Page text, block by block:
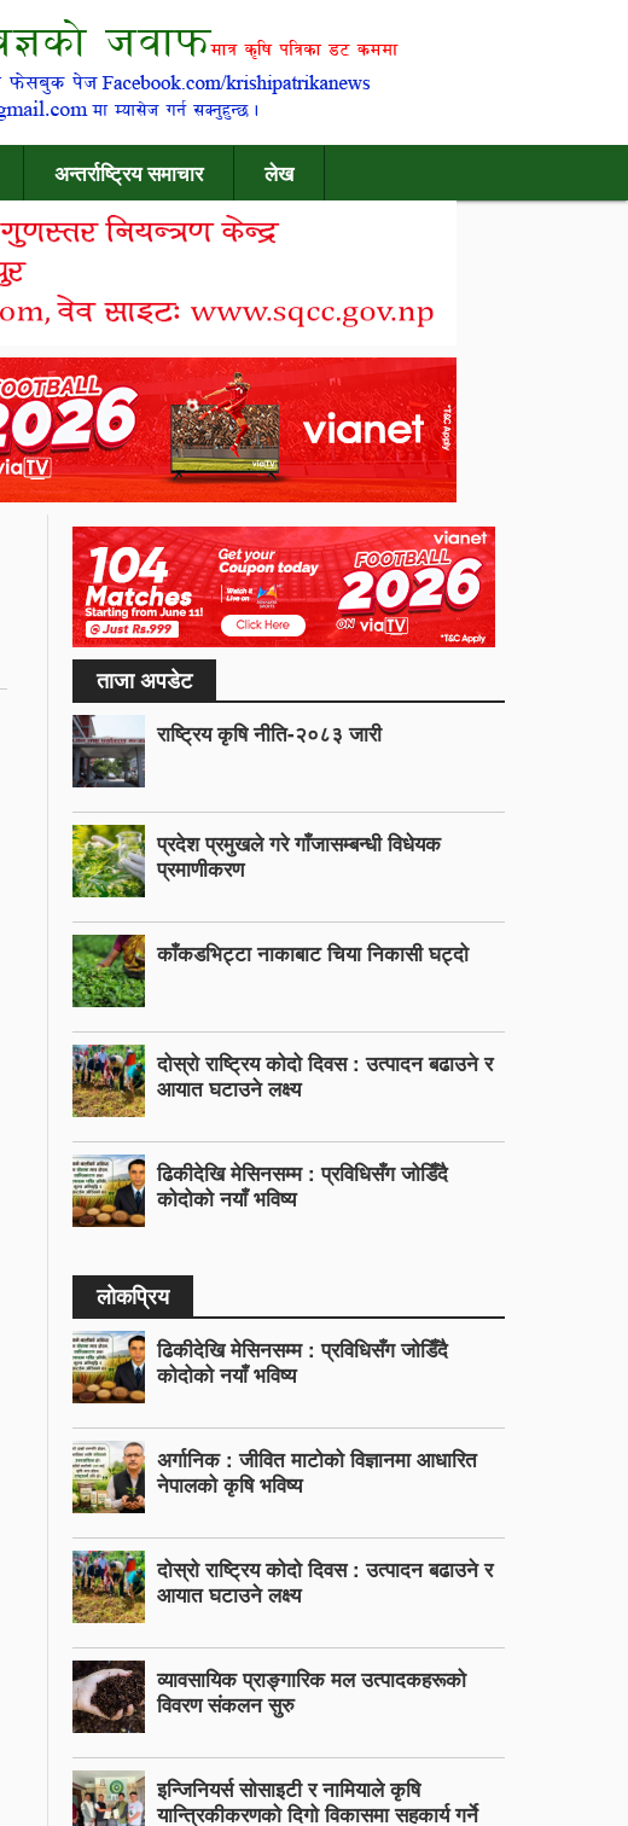
अन्तर्राष्ट्रिय समाचार लेख
ताजा अपडेट
राष्ट्रिय कृषि नीति-२०८३ जारी
प्रदेश प्रमुखले गरे गाँजासम्बन्धी विधेयक
प्रमाणीकरण
काँकडभिट्टा नाकाबाट चिया निकासी घट्दो
दोस्रो राष्ट्रिय कोदो दिवस : उत्पादन बढाउने र
आयात घटाउने लक्ष्य
ढिकीदेखि मेसिनसम्म : प्रविधिसँग जोडिँदै
कोदोको नयाँ भविष्य
लोकप्रिय
ढिकीदेखि मेसिनसम्म : प्रविधिसँग जोडिँदै
कोदोको नयाँ भविष्य
अर्गानिक : जीवित माटोको विज्ञानमा आधारित
नेपालको कृषि भविष्य
दोस्रो राष्ट्रिय कोदो दिवस : उत्पादन बढाउने र
आयात घटाउने लक्ष्य
व्यावसायिक प्राङ्गारिक मल उत्पादकहरूको
विवरण संकलन सुरु
इन्जिनियर्स सोसाइटी र नामियाले कृषि
यान्त्रिकीकरणको दिगो विकासमा सहकार्य गर्ने